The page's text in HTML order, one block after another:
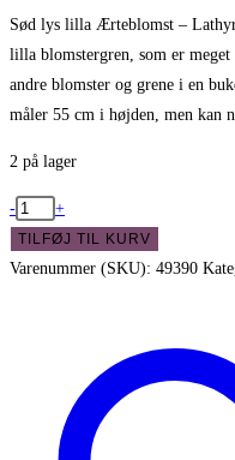
Sød lys lilla Ærteblomst –
lilla blomstergren, som er meget
andre blomster og grene i en
måler 55 cm i højden, men kan
2 på lager
Sød
lyslilla
Ærteblomst
- +
TILFØJ TIL KURV
Varenummer (SKU): 49390